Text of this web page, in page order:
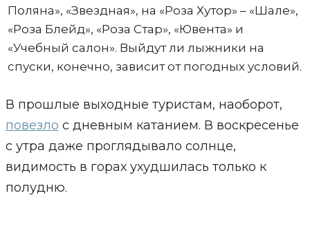
Поляна», «Звездная», на «Роза Хутор» – «Шале»,
«Роза Блейд», «Роза Стар», «Ювента» и
«Учебный салон». Выйдут ли лыжники на
спуски, конечно, зависит от погодных условий.
В прошлые выходные туристам, наоборот,
повезло с дневным катанием. В воскресенье
с утра даже проглядывало солнце,
видимость в горах ухудшилась только к
полудню.